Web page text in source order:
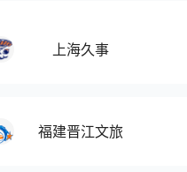
上海久事
福建晋江文旅